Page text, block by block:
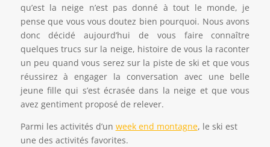
qu’est la neige n’est pas donné à tout le monde, je
pense que vous vous doutez bien pourquoi. Nous avons
donc décidé aujourd’hui de vous faire connaître
quelques trucs sur la neige, histoire de vous la raconter
un peu quand vous serez sur la piste de ski et que vous
réussirez à engager la conversation avec une belle
jeune fille qui s’est écrasée dans la neige et que vous
avez gentiment proposé de relever.
Parmi les activités d’un week end montagne, le ski est
une des activités favorites.